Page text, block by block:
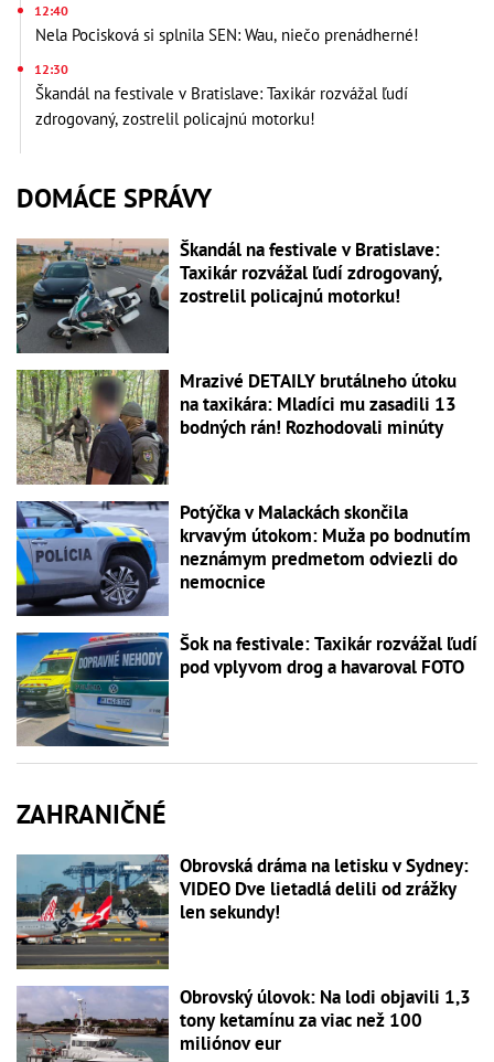
12:40
Nela Pocisková si splnila SEN: Wau, niečo prenádherné!
12:30
Škandál na festivale v Bratislave: Taxikár rozvážal ľudí
zdrogovaný, zostrelil policajnú motorku!
DOMÁCE SPRÁVY
Škandál na festivale v Bratislave:
Taxikár rozvážal ľudí zdrogovaný,
zostrelil policajnú motorku!
Mrazivé DETAILY brutálneho útoku
na taxikára: Mladíci mu zasadili 13
bodných rán! Rozhodovali minúty
Potýčka v Malackách skončila
krvavým útokom: Muža po bodnutím
neznámym predmetom odviezli do
nemocnice
Šok na festivale: Taxikár rozvážal ľudí
pod vplyvom drog a havaroval FOTO
ZAHRANIČNÉ
Obrovská dráma na letisku v Sydney:
VIDEO Dve lietadlá delili od zrážky
len sekundy!
Obrovský úlovok: Na lodi objavili 1,3
tony ketamínu za viac než 100
miliónov eur